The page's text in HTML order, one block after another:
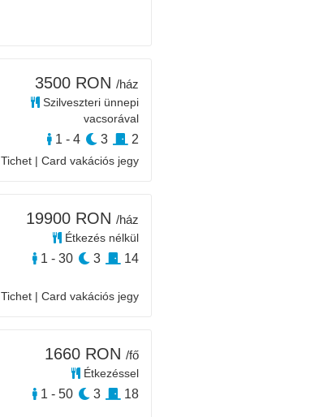
Tichet | Card vakációs jegy
3500 RON /ház
Szilveszteri ünnepi
vacsorával
1 - 4 3 2
Tichet | Card vakációs jegy
19900 RON /ház
Étkezés nélkül
1 - 30 3 14
1660 RON /fő
Étkezéssel
1 - 50 3 18